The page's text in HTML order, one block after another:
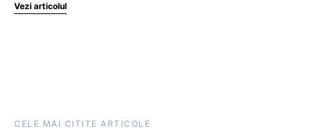
Vezi articolul
CELE MAI CITITE ARTICOLE